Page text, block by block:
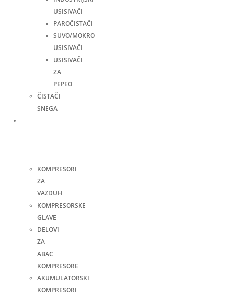
USISIVAČI
PAROČISTAČI
SUVO/MOKRO
USISIVAČI
USISIVAČI
ZA
PEPEO
ČISTAČI
SNEGA
KOMPRESORI
ZA
VAZDUH
KOMPRESORSKE
GLAVE
DELOVI
ZA
ABAC
KOMPRESORE
AKUMULATORSKI
KOMPRESORI